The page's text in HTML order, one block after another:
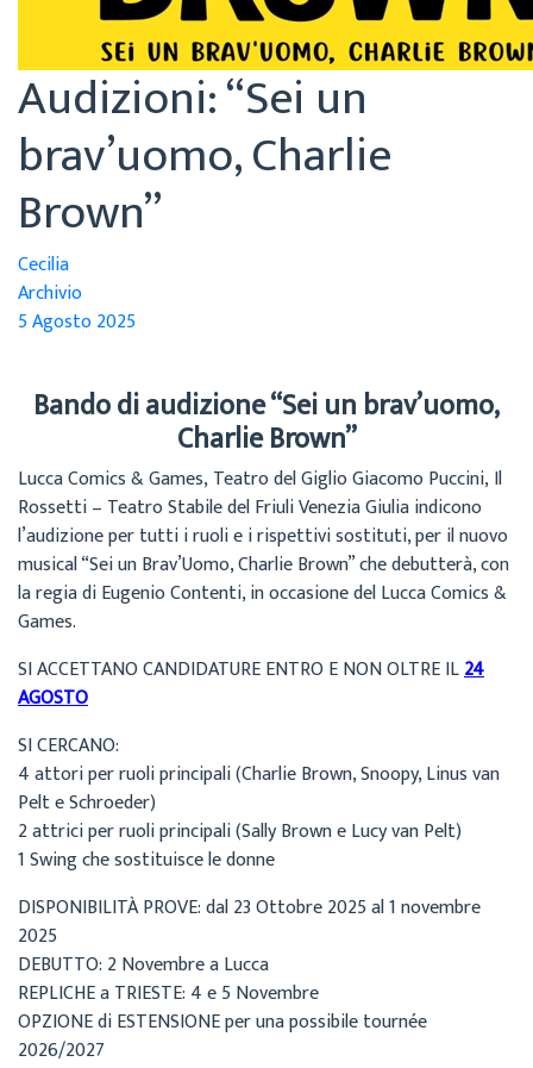
Audizioni: “Sei un
brav’uomo, Charlie
Brown”
Cecilia
Archivio
5 Agosto 2025
Bando di audizione “Sei un brav’uomo,
Charlie Brown”
Lucca Comics & Games, Teatro del Giglio Giacomo Puccini, Il
Rossetti – Teatro Stabile del Friuli Venezia Giulia indicono
l’audizione per tutti i ruoli e i rispettivi sostituti, per il nuovo
musical “Sei un Brav’Uomo, Charlie Brown” che debutterà, con
la regia di Eugenio Contenti, in occasione del Lucca Comics &
Games.
SI ACCETTANO CANDIDATURE ENTRO E NON OLTRE IL24
AGOSTO
SI CERCANO:
4 attori per ruoli principali (Charlie Brown, Snoopy, Linus van
Pelt e Schroeder)
2 attrici per ruoli principali (Sally Brown e Lucy van Pelt)
1 Swing che sostituisce le donne
DISPONIBILITÀ PROVE: dal 23 Ottobre 2025 al 1 novembre
2025
DEBUTTO: 2 Novembre a Lucca
REPLICHE a TRIESTE: 4 e 5 Novembre
OPZIONE di ESTENSIONE per una possibile tournée
2026/2027